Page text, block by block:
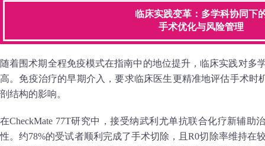
临床实践变革：多学科协同下
手术优化与风险管理
随着围术期全程免疫模式在指南中的地位提升，临床实践对多
高。免疫治疗的早期介入，要求临床医生更精准地评估手术时
剖结构的影响。
在CheckMate 77T研究中，接受纳武利尤单抗联合化疗新辅助
性。约78%的受试者顺利完成了手术切除，且R0切除率维持在